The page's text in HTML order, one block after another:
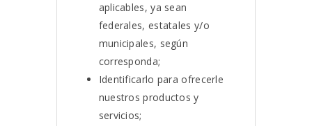
aplicables, ya sean
federales, estatales y/o
municipales, según
corresponda;
Identificarlo para ofrecerle
nuestros productos y
servicios;